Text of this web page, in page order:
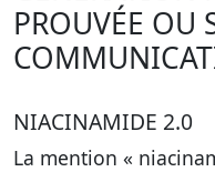
PROUVÉE OU
NIACINAMIDE 2.0
La mention «